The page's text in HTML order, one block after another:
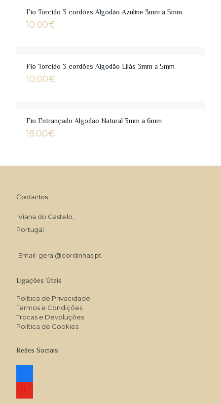
Fio Torcido 3 cordões Algodão Azuline 3mm a 5mm
10.00€
Fio Torcido 3 cordões Algodão Lilás 3mm a 5mm
10.00€
Fio Entrançado Algodão Natural 3mm a 6mm
18.00€
Contactos
Viana do Castelo,
Portugal
Email: geral@cordinhas.pt
Ligações Úteis
Política de Privacidade
Termos e Condições
Trocas e Devoluções
Política de Cookies
Redes Sociais
facebook
youtube